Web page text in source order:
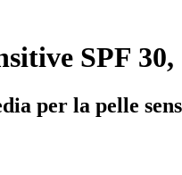
SPF
per la pelle